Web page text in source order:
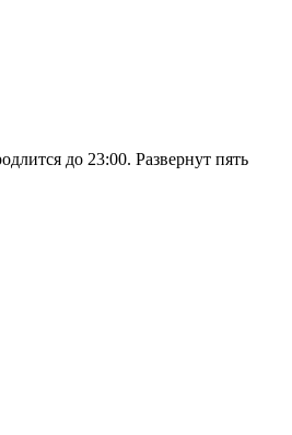
до 23:00. Развернут пять